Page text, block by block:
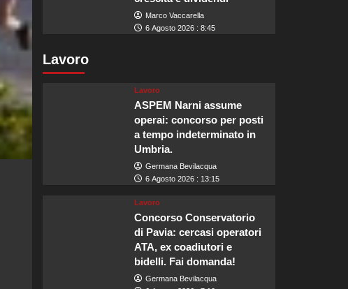
Marco Vaccarella
6 Agosto 2026 : 8:45
Lavoro
Lavoro
ASPEM Narni assume
operai: concorso per posti
a tempo indeterminato in
Umbria.
Germana Bevilacqua
6 Agosto 2026 : 13:15
Lavoro
Concorso Conservatorio
di Pavia: cercasi operatori
ATA, ex coadiutori e
bidelli. Fai domanda!
Germana Bevilacqua